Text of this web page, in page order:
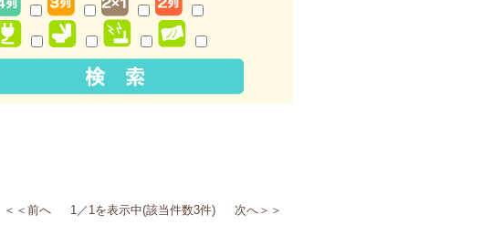
＜＜前へ 1／1を表示中(該当件数3件) 次へ＞＞